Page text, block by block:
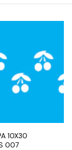
10X30
007